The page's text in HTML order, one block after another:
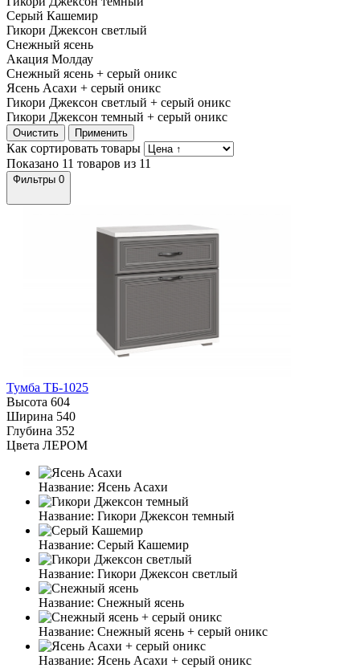
Серый Кашемир
Гикори Джексон светлый
Снежный ясень
Акация Молдау
Снежный ясень + серый оникс
Ясень Асахи + серый оникс
Гикори Джексон светлый + серый оникс
Гикори Джексон темный + серый оникс
Очистить Применить
Как сортировать товары
Показано 11 товаров из 11
Фильтры 0
Тумба ТБ-1025
Высота 604
Ширина 540
Глубина 352
Цвета ЛЕРОМ
Название: Ясень Асахи
Название: Гикори Джексон темный
Название: Серый Кашемир
Название: Гикори Джексон светлый
Название: Снежный ясень
Название: Снежный ясень + серый оникс
Название: Ясень Асахи + серый оникс